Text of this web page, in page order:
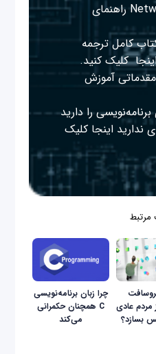
+Network راهنمای
کامل ترجمه
کلیک کنید.
آموزش
را دارید
نداریداینجا کلیک
مرتبط
مردم عادی
بسازد؟
چرا زبان برنامه‌نویسی
C همچنان حکمرانی
می‌کند